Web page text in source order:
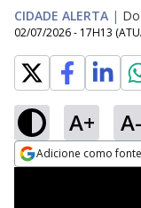
CIDADE ALERTA |
02/07/2026 - 17H13
A+ A-
Adicione como